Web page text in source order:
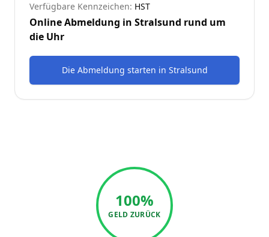
Verfügbare Kennzeichen: HST
Online Abmeldung in Stralsund rund um
die Uhr
Die Abmeldung starten in Stralsund
100%
GELD ZURÜCK